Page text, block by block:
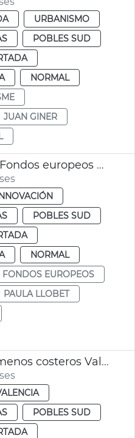
URBANISMO
POBLES SUD
NORMAL
JUAN GINER
Plan EDIL València. Fondos europeos dana Pobles del Sud
POBLES SUD
NORMAL
FONDOS EUROPEOS
PAULA LLOBET
Alerta naranja fenómenos costeros València
POBLES SUD